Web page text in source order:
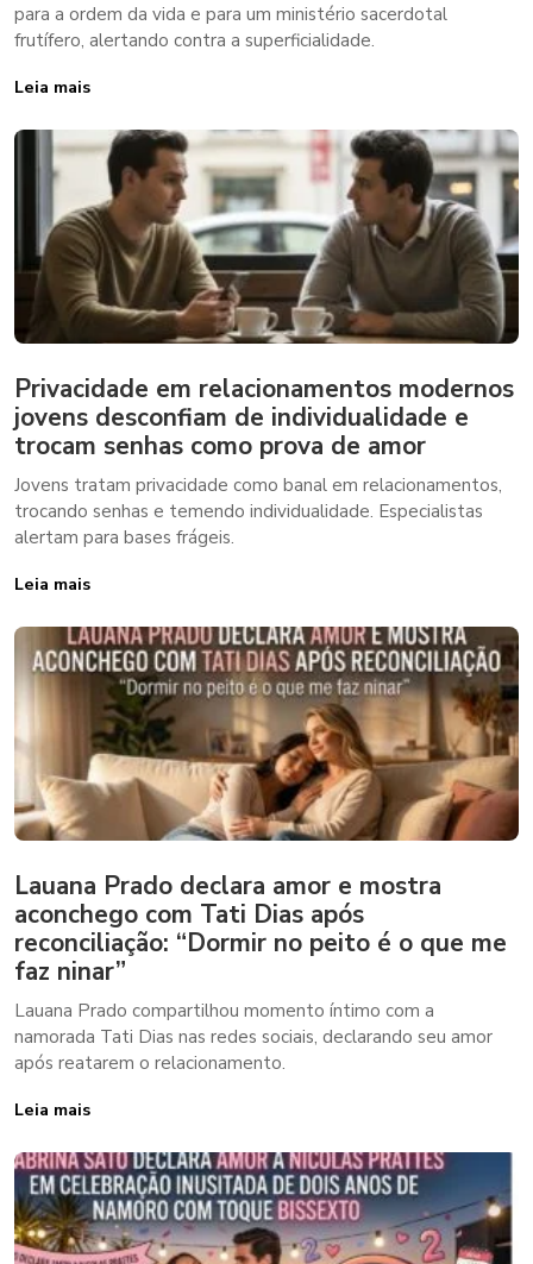
para a ordem da vida e para um ministério sacerdotal
frutífero, alertando contra a superficialidade.
Leia mais
Privacidade em relacionamentos modernos
jovens desconfiam de individualidade e
trocam senhas como prova de amor
Jovens tratam privacidade como banal em relacionamentos,
trocando senhas e temendo individualidade. Especialistas
alertam para bases frágeis.
Leia mais
Lauana Prado declara amor e mostra
aconchego com Tati Dias após
reconciliação: “Dormir no peito é o que me
faz ninar”
Lauana Prado compartilhou momento íntimo com a
namorada Tati Dias nas redes sociais, declarando seu amor
após reatarem o relacionamento.
Leia mais